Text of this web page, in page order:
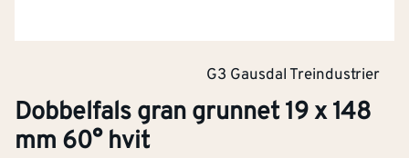
G3 Gausdal Treindustrier
Dobbelfals gran grunnet 19 x 148
mm 60° hvit
Klikk og hent